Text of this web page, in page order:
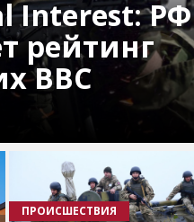
Interest: РФ
рейтинг
ВВС
ПРОИСШЕСТВИЯ